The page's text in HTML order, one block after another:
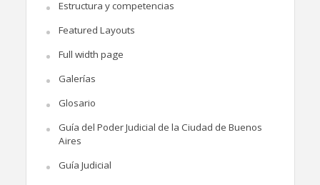
Estructura y competencias
Featured Layouts
Full width page
Galerías
Glosario
Guía del Poder Judicial de la Ciudad de Buenos
Aires
Guía Judicial